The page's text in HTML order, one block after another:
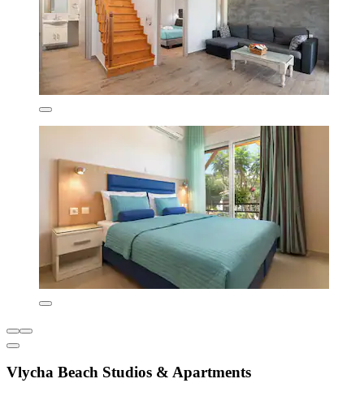
Vlycha Beach Studios & Apartments